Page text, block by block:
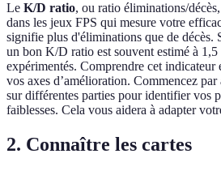
Le K/D ratio, ou ratio éliminations/
dans les jeux FPS qui mesure votre
signifie plus d'éliminations que de décès.
un bon K/D ratio est souvent estimé à
expérimentés. Comprendre cet indicateur
vos axes d’amélioration. Commencez
sur différentes parties pour identifier vos
faiblesses. Cela vous aidera à adapter
2. Connaître les cartes